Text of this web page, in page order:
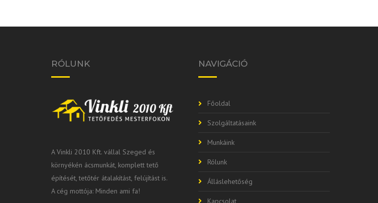
RÓLUNK
A Vinkli 2010 Kft. vállal Szeged és
környékén ácsmunkát, komplett tető
építését, tetőtér átalakítást, felújítást is.
A cég mottója: Minden ami fa!
NAVIGÁCIÓ
Főoldal
Szolgáltatásaink
Munkáink
Rólunk
Álláslehetőség
Kapcsolat